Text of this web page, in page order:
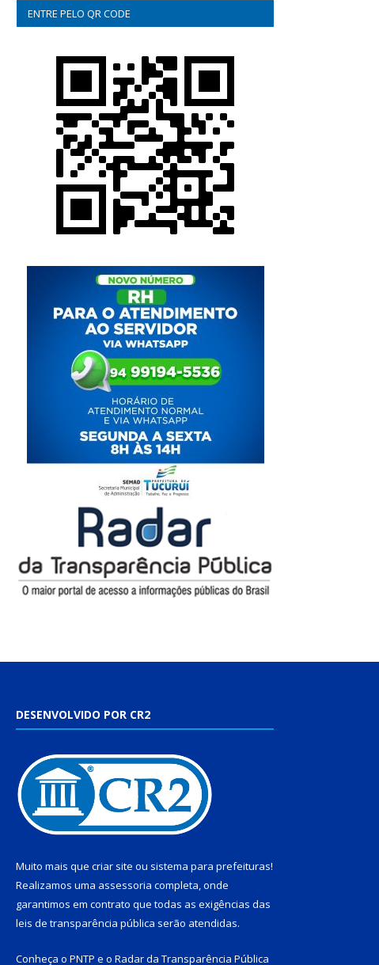
ENTRE PELO QR CODE
DESENVOLVIDO POR CR2
Muito mais que criar site ou sistema para prefeituras!
Realizamos uma assessoria completa, onde
garantimos em contrato que todas as exigências das
leis de transparência pública serão atendidas.
Conheça o PNTP e o Radar da Transparência Pública